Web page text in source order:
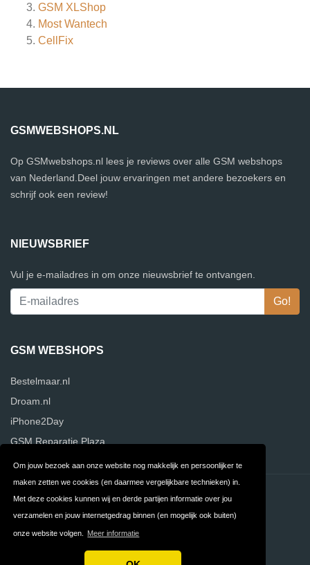
Om jouw bezoek aan onze website nog makkelijk en persoonlijker te
maken zetten we cookies (en daarmee vergelijkbare technieken) in.
Met deze cookies kunnen wij en derde partijen informatie over jou
verzamelen en jouw internetgedrag binnen (en mogelijk ook buiten)
onze website volgen. Meer informatie
GSM XLShop
Most Wantech
CellFix
GSMWEBSHOPS.NL
Op GSMwebshops.nl lees je reviews over alle GSM webshops
van Nederland.Deel jouw ervaringen met andere bezoekers en
schrijf ook een review!
NIEUWSBRIEF
Vul je e-mailadres in om onze nieuwsbrief te ontvangen.
GSM WEBSHOPS
Bestelmaar.nl
Droam.nl
iPhone2Day
GSM Reparatie Plaza
Contact Privacy
Algemene FAQ